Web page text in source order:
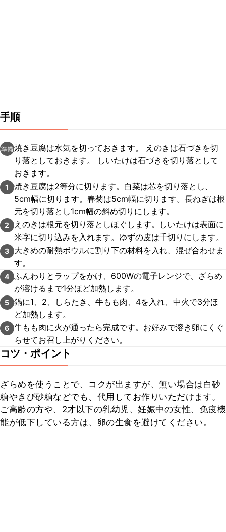
手順
準備焼き豆腐は水気を切っておきます。 えのきは石づきを切
り落としておきます。 しいたけは石づきを切り落として
おきます。
1
焼き豆腐は2等分に切ります。白菜は芯を切り落とし、
5cm幅に切ります。春菊は5cm幅に切ります。長ねぎは根
元を切り落とし1cm幅の斜め切りにします。
2
えのきは根元を切り落としほぐします。しいたけは表面に
米字に切り込みを入れます。ゆずの皮は千切りにします。
3
大きめの耐熱ボウルに割り下の材料を入れ、混ぜ合わせま
す。
4 ふんわりとラップをかけ、600Wの電子レンジで、ざらめ
が溶けるまで1分ほど加熱します。
5 鍋に1、2、しらたき、牛もも肉、4を入れ、中火で3分ほ
ど加熱します。
6 牛もも肉に火が通ったら完成です。お好みで溶き卵にくぐ
らせてお召し上がりください。
コツ・ポイント
ざらめを使うことで、コクが出ますが、無い場合は白砂
糖やきび砂糖などでも、代用してお作りいただけます。
ご高齢の方や、2才以下の乳幼児、妊娠中の女性、免疫機
能が低下している方は、卵の生食を避けてください。